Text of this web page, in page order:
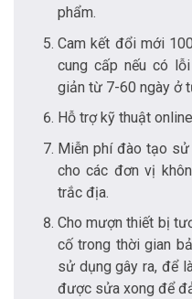
phẩm.
Cam kết đổi mới
cung cấp nếu có
giản từ 7-60 ngày ở
Hỗ trợ kỹ thuật
Miễn phí đào tạo
cho các đơn vị
trắc địa.
Cho mượn thiết bị
cố trong thời gian
sử dụng gây ra, để
được sửa xong để